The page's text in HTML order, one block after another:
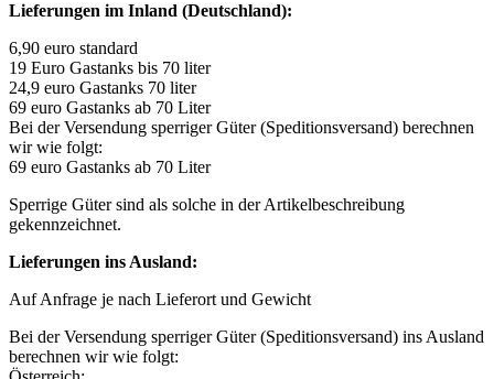
Lieferungen im Inland (Deutschland):
6,90 euro standard
19 Euro Gastanks bis 70 liter
24,9 euro Gastanks 70 liter
69 euro Gastanks ab 70 Liter
Bei der Versendung sperriger Güter (Speditionsversand) berechnen
wir wie folgt:
69 euro Gastanks ab 70 Liter
Sperrige Güter sind als solche in der Artikelbeschreibung
gekennzeichnet.
Lieferungen ins Ausland:
Auf Anfrage je nach Lieferort und Gewicht
Bei der Versendung sperriger Güter (Speditionsversand) ins Ausland
berechnen wir wie folgt: